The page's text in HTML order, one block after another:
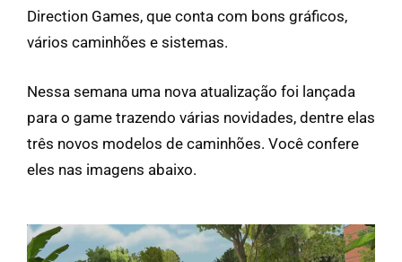
Direction Games, que conta com bons gráficos,
vários caminhões e sistemas.
Nessa semana uma nova atualização foi lançada
para o game trazendo várias novidades, dentre elas
três novos modelos de caminhões. Você confere
eles nas imagens abaixo.